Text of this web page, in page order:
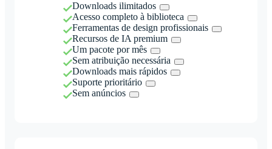
Downloads ilimitados
Acesso completo à biblioteca
Ferramentas de design profissionais
Recursos de IA premium
Um pacote por mês
Sem atribuição necessária
Downloads mais rápidos
Suporte prioritário
Sem anúncios